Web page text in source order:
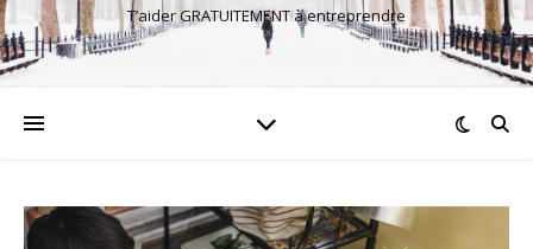
T’aider GRATUITEMENT à entreprendre